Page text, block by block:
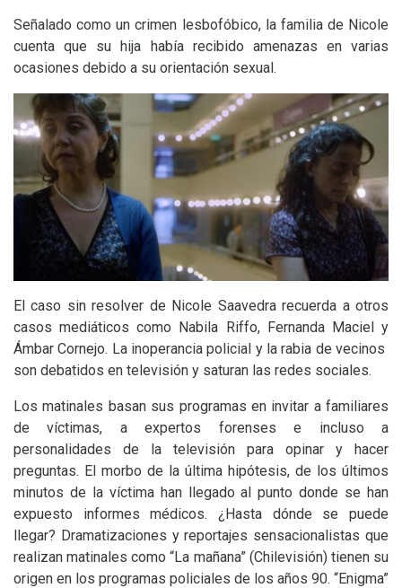
Señalado como un crimen lesbofóbico, la familia de Nicole
cuenta que su hija había recibido amenazas en varias
ocasiones debido a su orientación sexual.
El caso sin resolver de Nicole Saavedra recuerda a otros
casos mediáticos como Nabila Riffo, Fernanda Maciel y
Ámbar Cornejo. La inoperancia policial y la rabia de vecinos
son debatidos en televisión y saturan las redes sociales.
Los matinales basan sus programas en invitar a familiares
de víctimas, a expertos forenses e incluso a
personalidades de la televisión para opinar y hacer
preguntas. El morbo de la última hipótesis, de los últimos
minutos de la víctima han llegado al punto donde se han
expuesto informes médicos. ¿Hasta dónde se puede
llegar? Dramatizaciones y reportajes sensacionalistas que
realizan matinales como “La mañana” (Chilevisión) tienen su
origen en los programas policiales de los años 90. “Enigma”